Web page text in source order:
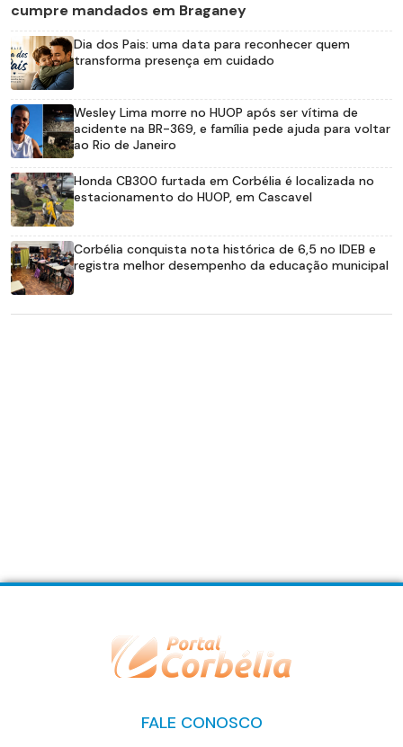
cumpre mandados em Braganey
Dia dos Pais: uma data para reconhecer quem
transforma presença em cuidado
Wesley Lima morre no HUOP após ser vítima de
acidente na BR-369, e família pede ajuda para voltar
ao Rio de Janeiro
Honda CB300 furtada em Corbélia é localizada no
estacionamento do HUOP, em Cascavel
Corbélia conquista nota histórica de 6,5 no IDEB e
registra melhor desempenho da educação municipal
FALE CONOSCO